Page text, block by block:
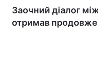
Заочний діалог
отримав